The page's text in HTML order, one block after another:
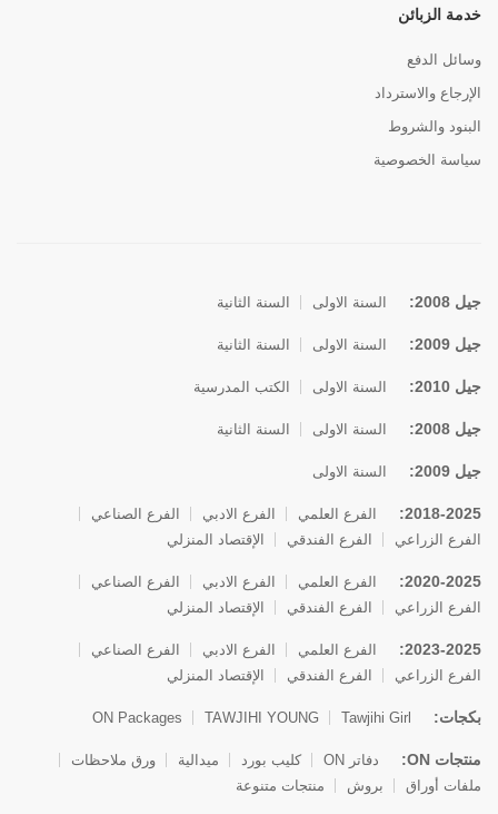
خدمة الزبائن
وسائل الدفع
الإرجاع والاسترداد
البنود والشروط
سياسة الخصوصية
جيل 2008: السنة الاولى السنة الثانية
جيل 2009: السنة الاولى السنة الثانية
جيل 2010: السنة الاولى الكتب المدرسية
جيل 2008: السنة الاولى السنة الثانية
جيل 2009: السنة الاولى
2018-2025: الفرع العلمي الفرع الادبي
الفرع الصناعي
الفرع الزراعي
الفرع الفندقي الإقتصاد المنزلي
2020-2025: الفرع العلمي الفرع الادبي
الفرع الصناعي
الفرع الزراعي
الفرع الفندقي الإقتصاد المنزلي
2023-2025: الفرع العلمي الفرع الادبي
الفرع الصناعي
الفرع الزراعي
الفرع الفندقي الإقتصاد المنزلي
بكجات: Tawjihi Girl
TAWJIHI YOUNG
ON Packages
منتجات ON: دفاتر ON كليب بورد ميدالية
ورق ملاحظات
ملفات أوراق
بروش منتجات متنوعة